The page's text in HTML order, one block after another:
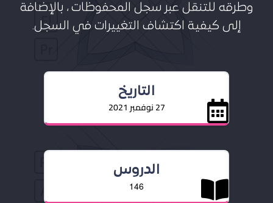
وطرقه للتنقل عبر سجل المحفوظات ، بالإضافة
إلى كيفية اكتشاف التغييرات في السجل.
التاريخ
27 نوفمبر 2021
الدروس
146